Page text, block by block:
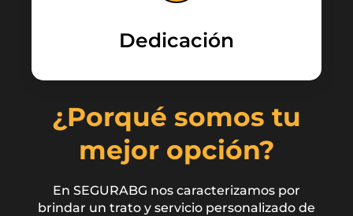
Dedicación
¿Porqué somos tu
mejor opción?
En SEGURABG nos caracterizamos por
brindar un trato y servicio personalizado de